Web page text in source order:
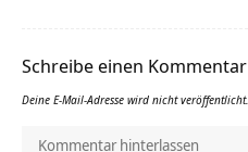
Schreibe einen Kommentar
Deine E-Mail-Adresse wird nicht veröffentlicht.